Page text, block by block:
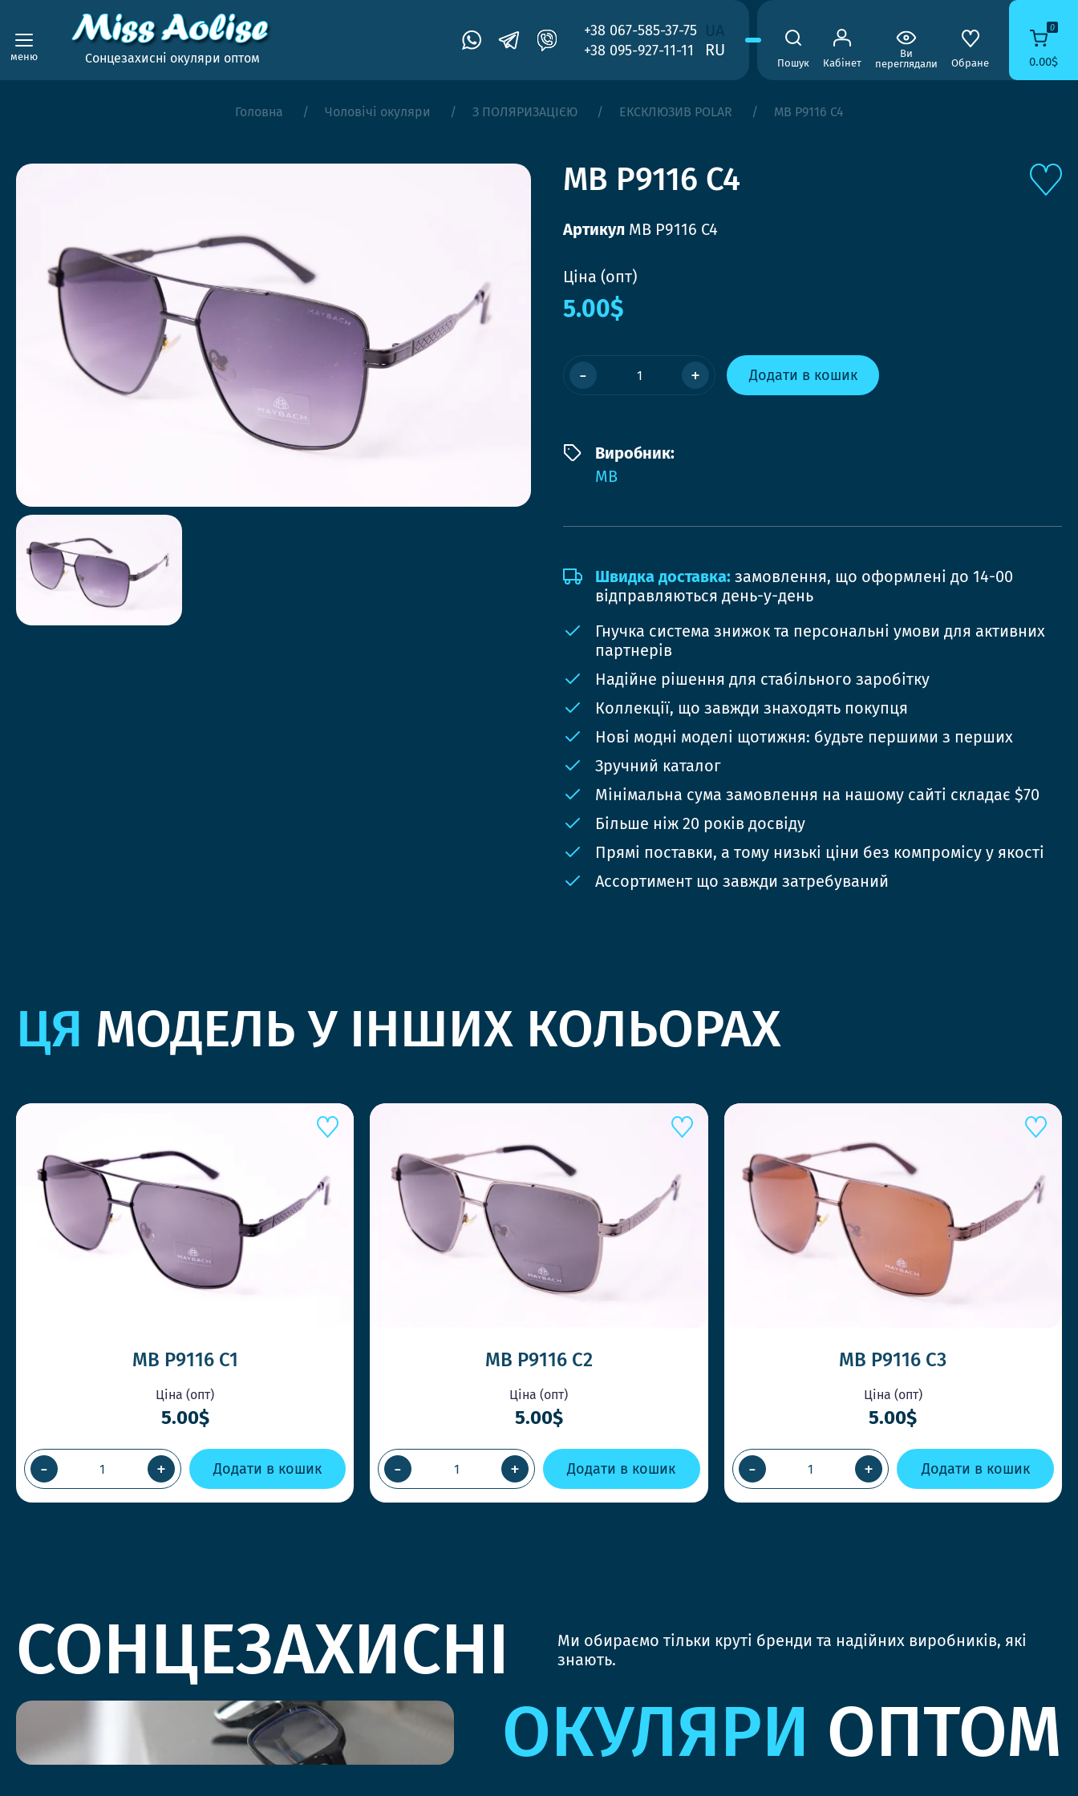
меню Сонцезахисні окуляри оптом
+38 067-585-37-75
+38 095-927-11-11
RU
Пошук Кабінет
Ви
переглядали
Обране
0
0.00$
Головна Чоловічі окуляри З ПОЛЯРИЗАЦІЄЮ ЕКСКЛЮЗИВ POLAR MB P9116 C4
MB P9116 C4
Артикул MB P9116 C4
Ціна (опт)
5.00$
- + Додати в кошик
Виробник:
MB
Швидка доставка: замовлення, що оформлені до 14-00
відправляються день-у-день
Гнучка система знижок та персональні умови для активних
партнерів
Надійне рішення для стабільного заробітку
Коллекції, що завжди знаходять покупця
Нові модні моделі щотижня: будьте першими з перших
Зручний каталог
Мінімальна сума замовлення на нашому сайті складає $70
Більше ніж 20 років досвіду
Прямі поставки, а тому низькі ціни без компромісу у якості
Ассортимент що завжди затребуваний
ЦЯ МОДЕЛЬ У ІНШИХ КОЛЬОРАХ
MB P9116 C1
Ціна (опт)
5.00$
- + Додати в кошик
MB P9116 C2
Ціна (опт)
5.00$
- + Додати в кошик
MB P9116 C3
Ціна (опт)
5.00$
- + Додати в кошик
СОНЦЕЗАХИСНІ
Ми обираємо тільки круті бренди та надійних виробників, які
знають.
ОКУЛЯРИ ОПТОМ